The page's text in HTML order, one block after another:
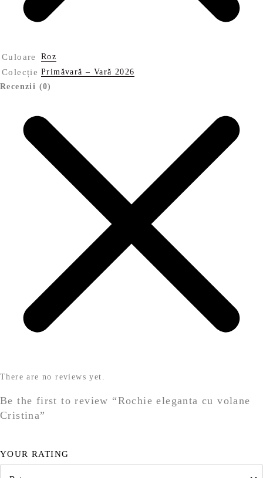
Culoare Roz
Colecție Primăvară – Vară 2026
Recenzii (0)
There are no reviews yet.
Be the first to review “Rochie eleganta cu volane
Cristina”
YOUR RATING